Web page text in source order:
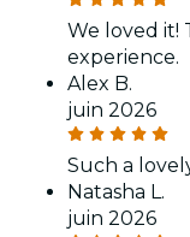
We loved it!
experience.
Alex B.
juin 2026
Such a
Natasha L.
juin 2026